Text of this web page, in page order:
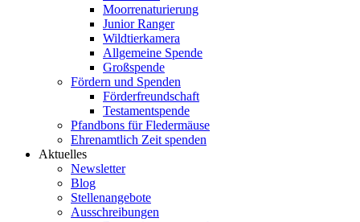
Moorrenaturierung
Junior Ranger
Wildtierkamera
Allgemeine Spende
Großspende
Fördern und Spenden
Förderfreundschaft
Testamentspende
Pfandbons für Fledermäuse
Ehrenamtlich Zeit spenden
Aktuelles
Newsletter
Blog
Stellenangebote
Ausschreibungen